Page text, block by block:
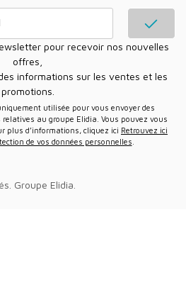
offres,
informations sur les ventes et les
promotions.
au groupe Elidia. Vous pouvez vous
plus d’informations, cliquez ici Retrouvez ici
de vos données personnelles
Groupe Elidia